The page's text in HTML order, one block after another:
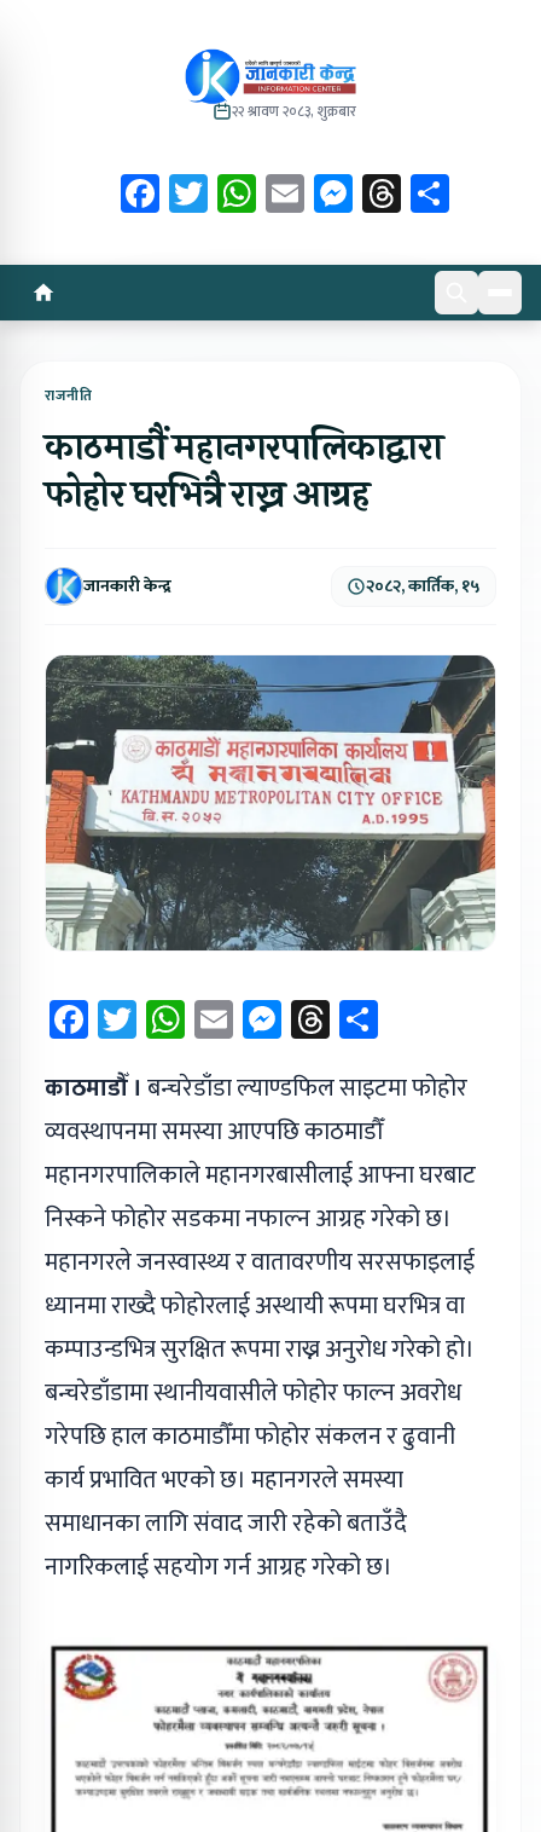
२२ श्रावण २०८३, शुक्रबार
Facebook
Twitter
WhatsApp
EmailMessenger
Threads
राजनीति
काठमाडौं महानगरपालिकाद्वारा
फोहोर घरभित्रै राख्न आग्रह
जानकारी केन्द्र २०८२, कार्तिक, १५
Facebook
Twitter
WhatsApp
EmailMessenger
Threads
काठमाडौँ । बन्चरेडाँडा ल्याण्डफिल साइटमा फोहोर
व्यवस्थापनमा समस्या आएपछि काठमाडौँ
महानगरपालिकाले महानगरबासीलाई आफ्ना घरबाट
निस्कने फोहोर सडकमा नफाल्न आग्रह गरेको छ।
महानगरले जनस्वास्थ्य र वातावरणीय सरसफाइलाई
ध्यानमा राख्दै फोहोरलाई अस्थायी रूपमा घरभित्र वा
कम्पाउन्डभित्र सुरक्षित रूपमा राख्न अनुरोध गरेको हो।
बन्चरेडाँडामा स्थानीयवासीले फोहोर फाल्न अवरोध
गरेपछि हाल काठमाडौँमा फोहोर संकलन र ढुवानी
कार्य प्रभावित भएको छ। महानगरले समस्या
समाधानका लागि संवाद जारी रहेको बताउँदै
नागरिकलाई सहयोग गर्न आग्रह गरेको छ।